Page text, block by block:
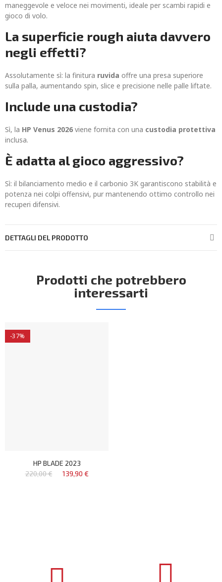
maneggevole e veloce nei movimenti, ideale per scambi rapidi e
gioco di volo.
La superficie rough aiuta davvero
negli effetti?
Assolutamente sì: la finitura ruvida offre una presa superiore
sulla palla, aumentando spin, slice e precisione nelle palle liftate.
Include una custodia?
Sì, la HP Venus 2026 viene fornita con una custodia protettiva
inclusa.
È adatta al gioco aggressivo?
Sì: il bilanciamento medio e il carbonio 3K garantiscono stabilità e
potenza nei colpi offensivi, pur mantenendo ottimo controllo nei
recuperi difensivi.
DETTAGLI DEL PRODOTTO
Prodotti che potrebbero
interessarti
-37%
HP BLADE 2023
220,00 €
139,90 €